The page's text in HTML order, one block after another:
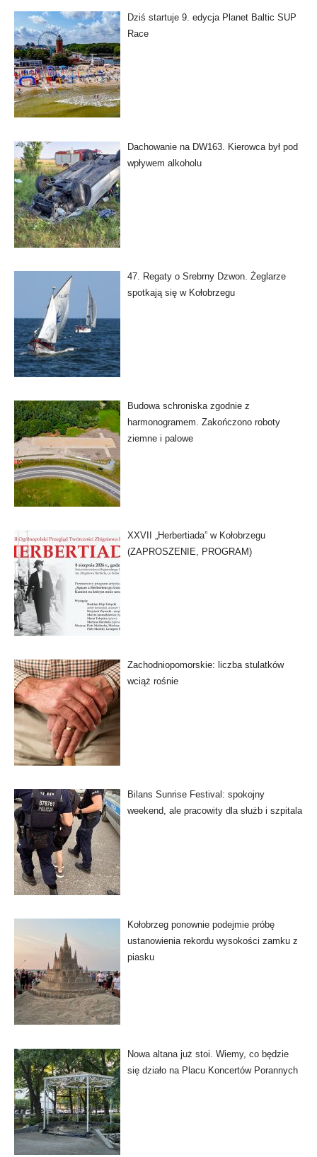
Dziś startuje 9. edycja Planet Baltic SUP
Race
Dachowanie na DW163. Kierowca był pod
wpływem alkoholu
47. Regaty o Srebrny Dzwon. Żeglarze
spotkają się w Kołobrzegu
Budowa schroniska zgodnie z
harmonogramem. Zakończono roboty
ziemne i palowe
XXVII „Herbertiada” w Kołobrzegu
(ZAPROSZENIE, PROGRAM)
Zachodniopomorskie: liczba stulatków
wciąż rośnie
Bilans Sunrise Festival: spokojny
weekend, ale pracowity dla służb i szpitala
Kołobrzeg ponownie podejmie próbę
ustanowienia rekordu wysokości zamku z
piasku
Nowa altana już stoi. Wiemy, co będzie
się działo na Placu Koncertów Porannych